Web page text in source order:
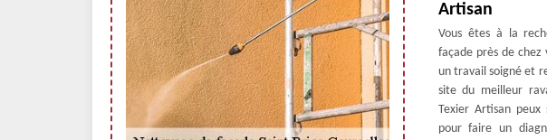
Artisan
Vous êtes à la
façade près de chez
un travail soigné et
site du meilleur
Texier Artisan
pour faire un